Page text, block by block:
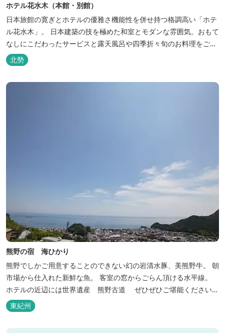
ホテル花水木（本館・別館）
日本旅館の寛ぎとホテルの優雅さ機能性を併せ持つ格調高い「ホテ
ル花水木」。 日本建築の技を極めた和室とモダンな雰囲気。おもて
なしにこだわったサービスと露天風呂や四季折々旬のお料理をご満
喫いただけます。
北勢
熊野の宿 海ひかり
熊野でしかご用意することのできない幻の岩清水豚、美熊野牛。 朝
市場から仕入れた新鮮な魚。 客室の窓からごらん頂ける水平線。
ホテルの近辺には世界遺産 熊野古道 ぜひぜひご堪能くださいま
せ。
東紀州